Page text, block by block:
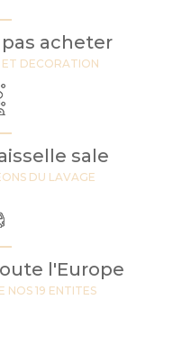
acheter
ET DECORATION
sale
DU LAVAGE
l'Europe
NOS 19 ENTITES